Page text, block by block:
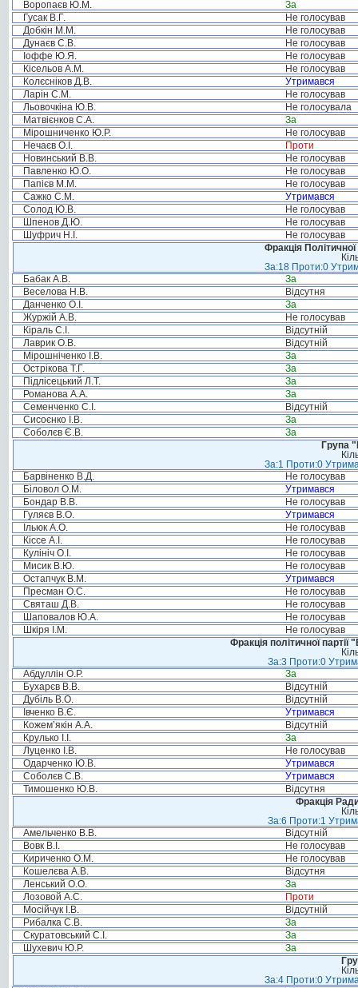
Воропаєв Ю.М.
За
Гусак В.Г.
Не голосував
Добкін М.М.
Не голосував
Дунаєв С.В.
Не голосував
Іоффе Ю.Я.
Не голосував
Кісельов А.М.
Не голосував
Колєсніков Д.В.
Утримався
Ларін С.М.
Не голосував
Льовочкіна Ю.В.
Не голосувала
Матвієнков С.А.
За
Мірошниченко Ю.Р.
Не голосував
Нечаєв О.І.
Проти
Новинський В.В.
Не голосував
Павленко Ю.О.
Не голосував
Папієв М.М.
Не голосував
Сажко С.М.
Утримався
Солод Ю.В.
Не голосував
Шпенов Д.Ю.
Не голосував
Шуфрич Н.І.
Не голосував
Фракція
За:18 Проти:0
Бабак А.В.
За
Веселова Н.В.
Відсутня
Данченко О.І.
За
Журжій А.В.
Не голосував
Кіраль С.І.
Відсутній
Лаврик О.В.
Відсутній
Мірошніченко І.В.
За
Острікова Т.Г.
За
Підлісецький Л.Т.
За
Романова А.А.
За
Семенченко С.І.
Відсутній
Сисоєнко І.В.
За
Соболєв Є.В.
За
Група
За:1 Проти:0
Барвіненко В.Д.
Не голосував
Біловол О.М.
Утримався
Бондар В.В.
Не голосував
Гуляєв В.О.
Утримався
Ільюк А.О.
Не голосував
Кіссе А.І.
Не голосував
Кулініч О.І.
Не голосував
Мисик В.Ю.
Не голосував
Остапчук В.М.
Утримався
Пресман О.С.
Не голосував
Святаш Д.В.
Не голосував
Шаповалов Ю.А.
Не голосував
Шкіря І.М.
Не голосував
Фракція політичної
За:3 Проти:0
Абдуллін О.Р.
За
Бухарєв В.В.
Відсутній
Дубіль В.О.
Відсутній
Івченко В.Є.
Утримався
Кожем’якін А.А.
Відсутній
Крулько І.І.
За
Луценко І.В.
Не голосував
Одарченко Ю.В.
Утримався
Соболєв С.В.
Утримався
Тимошенко Ю.В.
Відсутня
Фракція
За:6 Проти:1
Амельченко В.В.
Відсутній
Вовк В.І.
Не голосував
Кириченко О.М.
Не голосував
Кошелєва А.В.
Відсутня
Ленський О.О.
За
Лозовой А.С.
Проти
Мосійчук І.В.
Відсутній
Рибалка С.В.
За
Скуратовський С.І.
За
Шухевич Ю.Р.
За
За:4 Проти:0